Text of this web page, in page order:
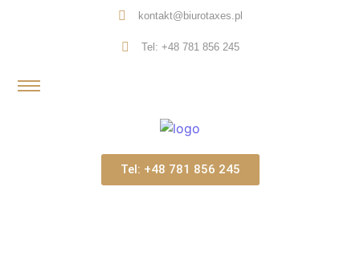
kontakt@biurotaxes.pl
Tel: +48 781 856 245
Tel: +48 781 856 245